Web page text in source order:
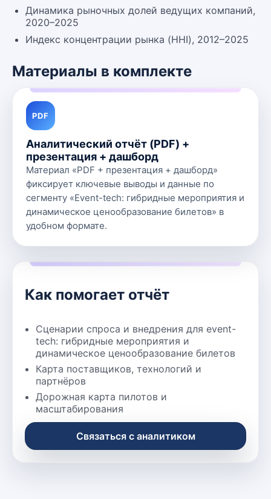
Как помогает отчёт
Сценарии спроса и внедрения для event-
tech: гибридные мероприятия и
динамическое ценообразование билетов
Карта поставщиков, технологий и
партнёров
Дорожная карта пилотов и
масштабирования
Связаться с аналитиком
Динамика рыночных долей ведущих компаний,
2020–2025
Индекс концентрации рынка (HHI), 2012–2025
Материалы в комплекте
PDF
Аналитический отчёт (PDF) +
презентация + дашборд
Материал «PDF + презентация + дашборд»
фиксирует ключевые выводы и данные по
сегменту «Event-tech: гибридные мероприятия и
динамическое ценообразование билетов» в
удобном формате.